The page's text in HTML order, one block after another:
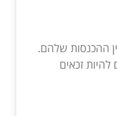
ההכנסות שלהם.
זכאים